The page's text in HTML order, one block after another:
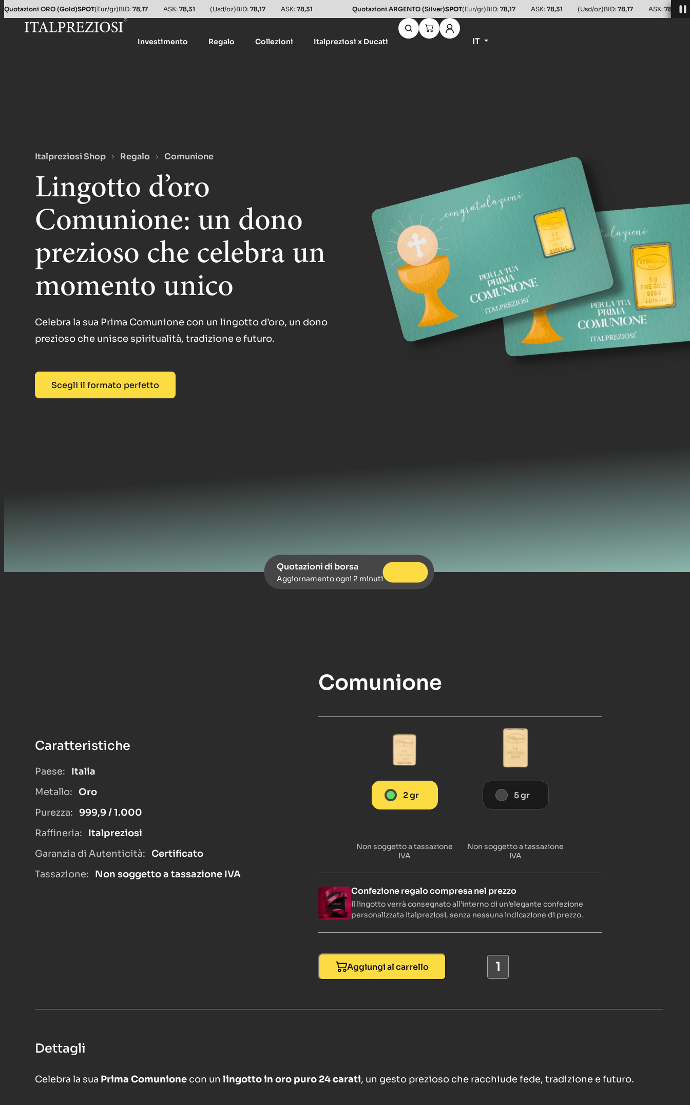
Salta al contenuto principale
Quotazioni ORO (Gold)SPOT(Eur/gr)BID: 78,17 ASK: 78,31 (Usd/oz)BID: 78,17 ASK: 78,31 Quotazioni ARGENTO (Silver)SPOT(Eur/gr)BID: 78,17 ASK: 78,31 (Usd/oz)BID: 78,17 ASK: 78,31
Investimento Regalo Collezioni Italpreziosi x Ducati IT
Italpreziosi Shop Regalo Comunione
Lingotto d’oro
Comunione: un dono
prezioso che celebra un
momento unico
Celebra la sua Prima Comunione con un lingotto d’oro, un dono
prezioso che unisce spiritualità, tradizione e futuro.
Scegli il formato perfetto
Quotazioni di borsa
Aggiornamento ogni 2 minuti
Caratteristiche
Paese:
Italia
Metallo: Oro
Purezza: 999,9 / 1.000
Raffineria:
Italpreziosi
Garanzia di Autenticità: Certificato
Tassazione:
Non soggetto a tassazione IVA
Comunione
2 gr
Non soggetto a tassazione
IVA
5 gr
Non soggetto a tassazione
IVA
Confezione regalo compresa nel prezzo
Il lingotto verrà consegnato all’interno di un’elegante confezione
personalizzata Italpreziosi, senza nessuna indicazione di prezzo.
Aggiungi al carrello
Dettagli
Celebra la sua Prima Comunione con un lingotto in oro puro 24 carati, un gesto prezioso che racchiude fede, tradizione e futuro.